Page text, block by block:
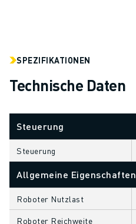
MATERIALHANDHABUNG
LACKIEREN
PALETTIEREN
VISION INSPEKTION
DRAHTERODIERMASCHINE
FALLBEISPIELE
KUNDENDIENST
KUNDENBETREUUNG
FANUC PLANS
FIELD & WARTUNG
SPEZIFIKATIONEN
Technische Daten
Steuerung
Steuerung
Allgemeine Eigenschaften
Roboter Nutzlast
Roboter Reichweite